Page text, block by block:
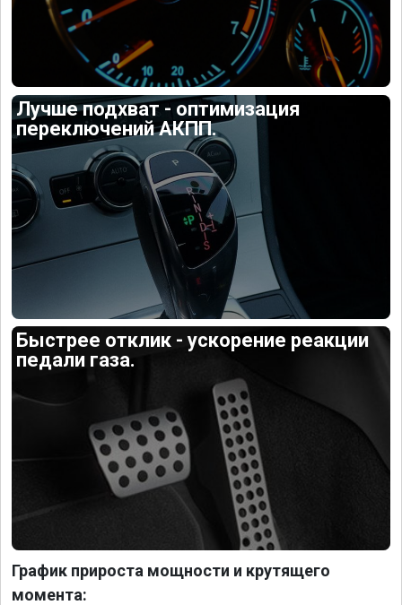
Лучше подхват - оптимизация
переключений АКПП.
Быстрее отклик - ускорение реакции
педали газа.
График прироста мощности и крутящего
момента: